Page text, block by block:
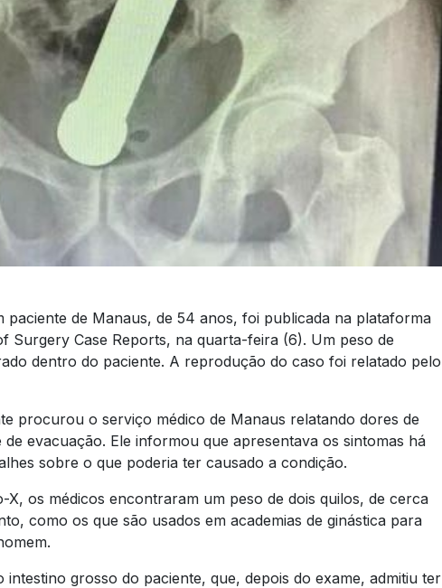
paciente de Manaus, de 54 anos, foi publicada na plataforma
Surgery Case Reports, na quarta-feira (6). Um peso de
dentro do paciente. A reprodução do caso foi relatado pelo
procurou o serviço médico de Manaus relatando dores de
de evacuação. Ele informou que apresentava os sintomas há
sobre o que poderia ter causado a condição.
X, os médicos encontraram um peso de dois quilos, de cerca
como os que são usados em academias de ginástica para
grosso do paciente, que, depois do exame, admitiu ter